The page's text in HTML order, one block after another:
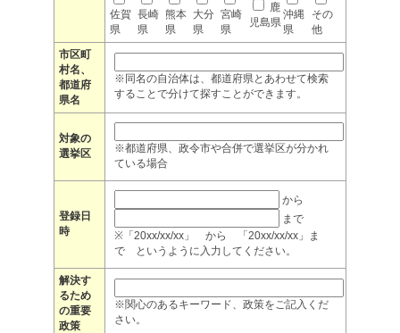
佐賀
県
長崎
県
熊本
県
大分
県
宮崎
県
鹿
児島県
沖縄
県
その
他
市区町
村名、
都道府
県名
※同名の自治体は、都道府県とあわせて検索
することで分けて探すことができます。
対象の
選挙区
※都道府県、政令市や合併で選挙区が分かれ
ている場合
登録日
時
から
まで
※「20xx/xx/xx」 から 「20xx/xx/xx」ま
で というように入力してください。
解決す
るため
の重要
政策
※関心のあるキーワード、政策をご記入くだ
さい。